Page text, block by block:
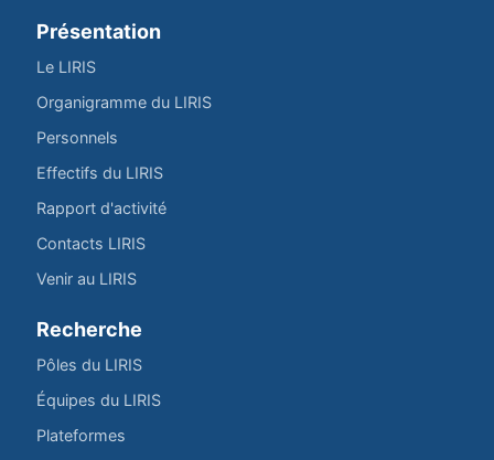
Présentation
Le LIRIS
Organigramme du LIRIS
Personnels
Effectifs du LIRIS
Rapport d'activité
Contacts LIRIS
Venir au LIRIS
Recherche
Pôles du LIRIS
Équipes du LIRIS
Plateformes